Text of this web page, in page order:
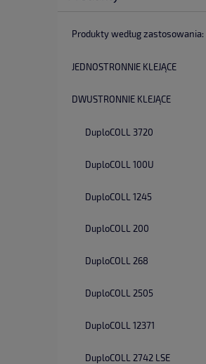
Produkty według zastosowania:
JEDNOSTRONNIE KLEJĄCE
DWUSTRONNIE KLEJĄCE
DuploCOLL 3720
DuploCOLL 100U
DuploCOLL 1245
DuploCOLL 200
DuploCOLL 268
DuploCOLL 2505
DuploCOLL 12371
DuploCOLL 2742 LSE